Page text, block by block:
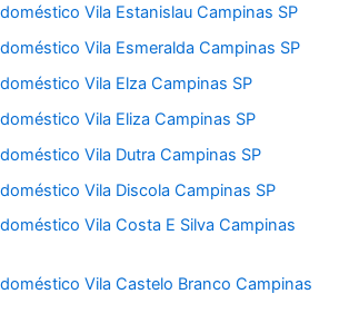
Vila Estanislau Campinas SP
Vila Esmeralda Campinas SP
Vila Elza Campinas SP
Vila Eliza Campinas SP
Vila Dutra Campinas SP
Vila Discola Campinas SP
Vila Costa E Silva Campinas
Vila Castelo Branco Campinas